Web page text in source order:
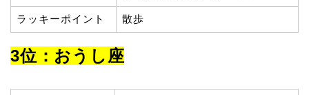
ラッキーポイント 散歩
3位：おうし座